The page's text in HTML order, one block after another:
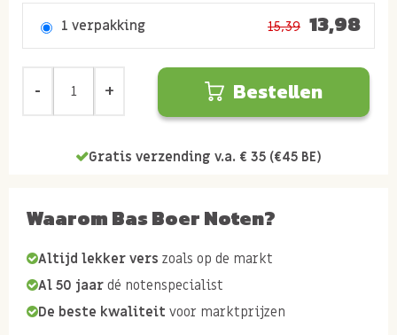
1 verpakking 15,39 13,98
Bestellen
Gratis verzending v.a. € 35 (€45 BE)
Waarom Bas Boer Noten?
Altijd lekker vers zoals op de markt
Al 50 jaar dé notenspecialist
De beste kwaliteit voor marktprijzen